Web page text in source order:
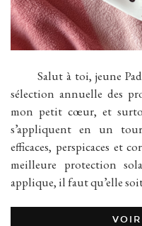
Salut à toi, jeune
sélection annuelle des
mon petit cœur, et
s’appliquent en un
efficaces, perspicaces et
meilleure protection
applique, il faut qu’elle
VOIR